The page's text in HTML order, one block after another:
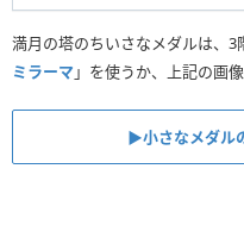
満月の塔のちいさなメダルは、
ミラーマ 」を使うか、上記の画
▶︎小さなメダル